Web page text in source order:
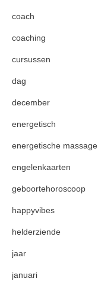
coach
coaching
cursussen
dag
december
energetisch
energetische massage
engelenkaarten
geboortehoroscoop
happyvibes
helderziende
jaar
januari